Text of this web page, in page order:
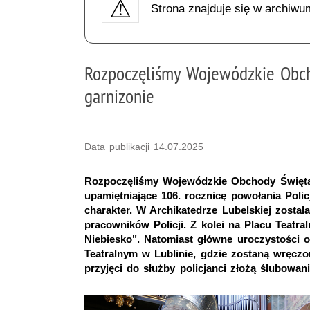
Strona znajduje się w
Rozpoczęliśmy Wojewódzkie
garnizonie
Data publikacji 14.07.2025
Rozpoczęliśmy Wojewódzkie Obchody
upamiętniające 106. rocznicę powołania
charakter. W Archikatedrze Lubelskiej
pracowników Policji. Z kolei na Placu
Niebiesko". Natomiast główne
Teatralnym w Lublinie, gdzie zostaną
przyjęci do służby policjanci złożą